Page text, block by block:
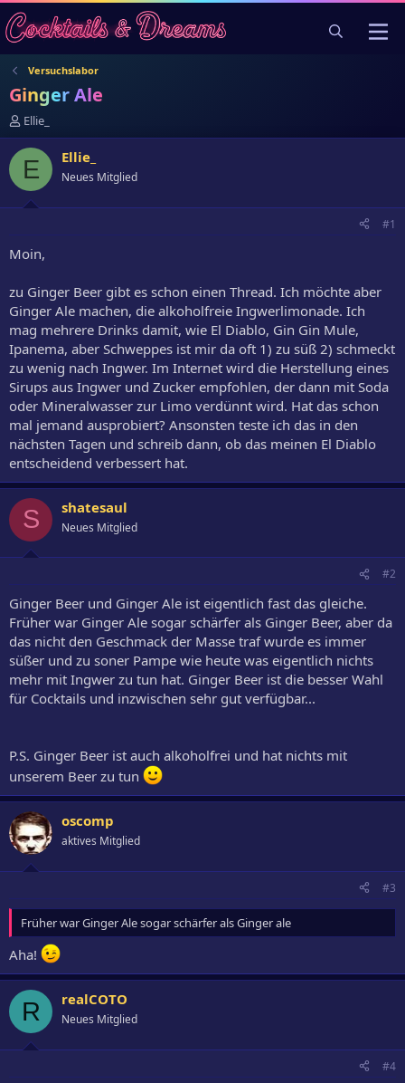
Versuchslabor
Ginger Ale
E
r
s
r
Ellie_
E Ellie_
Neues Mitglied
#1
Moin,
zu Ginger Beer gibt es schon einen Thread. Ich möchte aber
Ginger Ale machen, die alkoholfreie Ingwerlimonade. Ich
mag mehrere Drinks damit, wie El Diablo, Gin Gin Mule,
Ipanema, aber Schweppes ist mir da oft 1) zu süß 2) schmeckt
zu wenig nach Ingwer. Im Internet wird die Herstellung eines
Sirups aus Ingwer und Zucker empfohlen, der dann mit Soda
oder Mineralwasser zur Limo verdünnt wird. Hat das schon
mal jemand ausprobiert? Ansonsten teste ich das in den
nächsten Tagen und schreib dann, ob das meinen El Diablo
entscheidend verbessert hat.
S shatesaul
Neues Mitglied
#2
Ginger Beer und Ginger Ale ist eigentlich fast das gleiche.
Früher war Ginger Ale sogar schärfer als Ginger Beer, aber da
das nicht den Geschmack der Masse traf wurde es immer
süßer und zu soner Pampe wie heute was eigentlich nichts
mehr mit Ingwer zu tun hat. Ginger Beer ist die besser Wahl
für Cocktails und inzwischen sehr gut verfügbar...
P.S. Ginger Beer ist auch alkoholfrei und hat nichts mit
unserem Beer zu tun
oscomp
aktives Mitglied
#3
Früher war Ginger Ale sogar schärfer als Ginger ale
Aha!
R realCOTO
Neues Mitglied
#4